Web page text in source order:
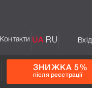
Контакти UA RU Вхід
ЗНИЖКА 5%
після реєстрації